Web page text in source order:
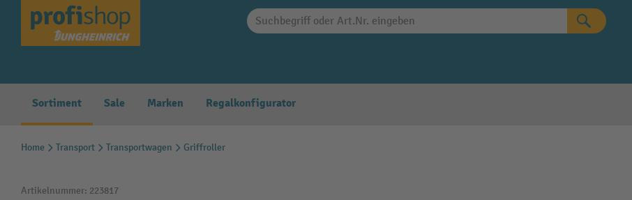
Zur Hauptnavigation springen
Sortiment Sale Marken Regalkonfigurator
Home Transport Transportwagen Griffroller
Artikelnummer: 223817